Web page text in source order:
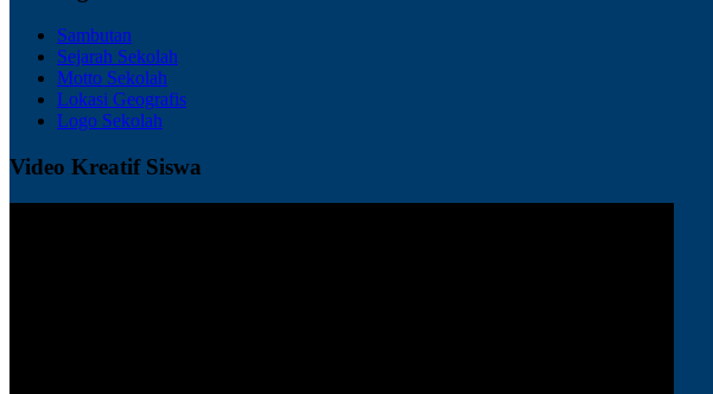
Sambutan
Sejarah Sekolah
Motto Sekolah
Lokasi Geografis
Logo Sekolah
Video Kreatif Siswa